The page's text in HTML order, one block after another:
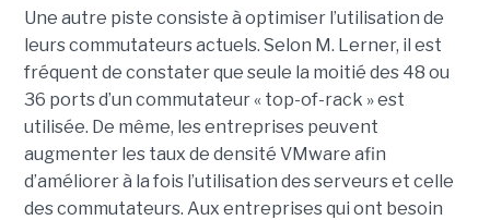
Une autre piste consiste à optimiser l’utilisation de
leurs commutateurs actuels. Selon M. Lerner, il est
fréquent de constater que seule la moitié des 48 ou
36 ports d’un commutateur « top-of-rack » est
utilisée. De même, les entreprises peuvent
augmenter les taux de densité VMware afin
d’améliorer à la fois l’utilisation des serveurs et celle
des commutateurs. Aux entreprises qui ont besoin